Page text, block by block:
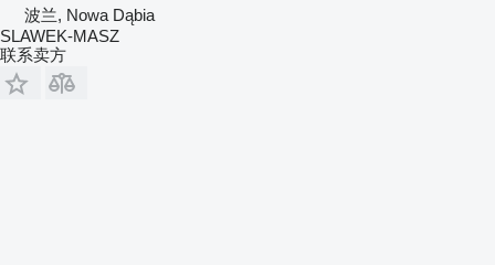
波兰, Nowa Dąbia
SLAWEK-MASZ
联系卖方